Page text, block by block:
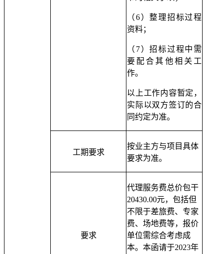
（6）整理招标过程
资料；
（ 7）招标过程中需
要配合其他相关工
作。
以上工作内容暂定，
实际以双方签订的合
同约定为准。
工期要求
按业主方与项目具体
要求为准。
要求
代理服务费总价包干
20430.00元，包括但
不限于差旅费、专家
费、场地费等，报价
单位需综合考虑成
本。 本函请于2023年